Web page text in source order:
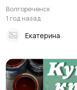
Волгореченск
1 год назад
Екатерина